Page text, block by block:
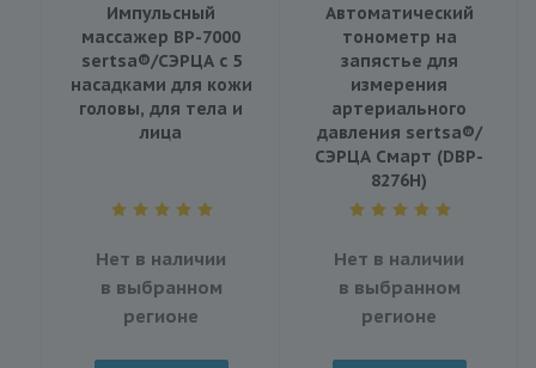
Импульсный
массажер BP-7000
sertsa®/СЭРЦА с 5
насадками для кожи
головы, для тела и
лица
Нет в наличии
в выбранном
регионе
Автоматический
тонометр на
запястье для
измерения
артериального
давления sertsa®/
СЭРЦА Смарт (DBP-
8276H)
Нет в наличии
в выбранном
регионе